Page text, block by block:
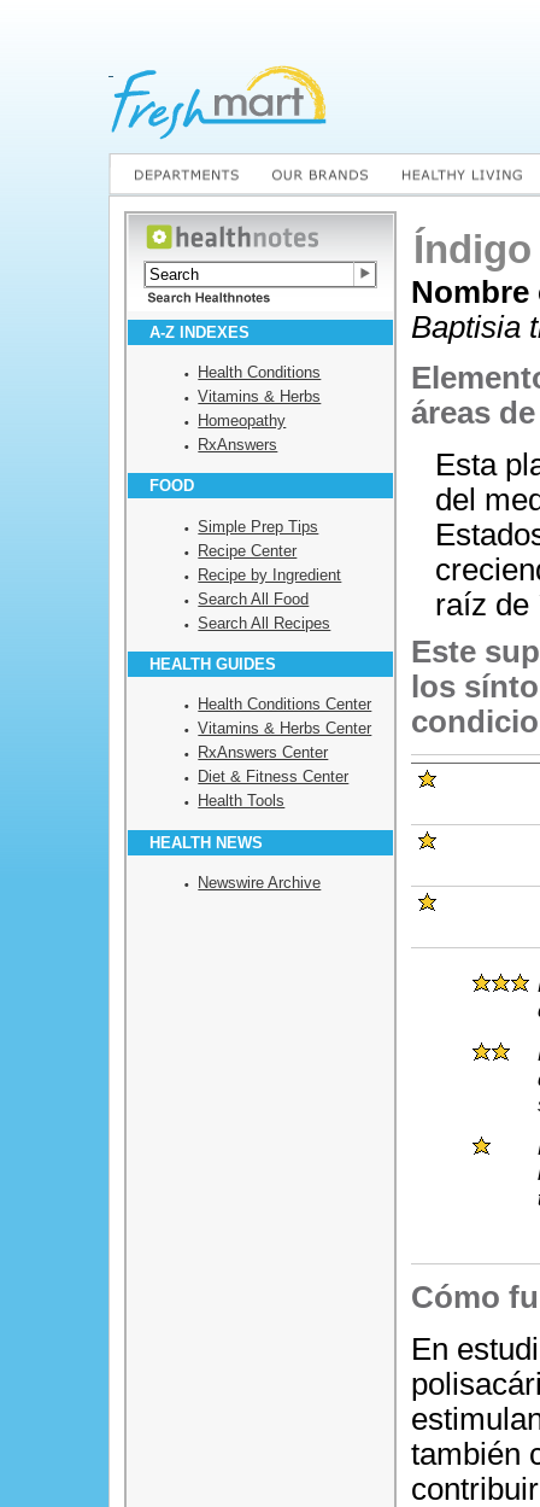
A-Z INDEXES
Health Conditions
Vitamins & Herbs
Homeopathy
RxAnswers
FOOD
Simple Prep Tips
Recipe Center
Recipe by Ingredient
Search All Food
Search All Recipes
HEALTH GUIDES
Health Conditions Center
Vitamins & Herbs Center
RxAnswers Center
Diet & Fitness Center
Health Tools
HEALTH NEWS
Newswire Archive
Índigo
Baptisia
áreas
Esta
del
raíz de
Este
los
Cómo
En
también